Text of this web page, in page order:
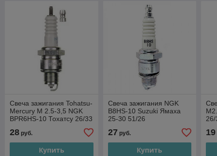
Свеча зажигания Tohatsu-
Mercury M 2.5-3,5 NGK
BPR6HS-10 Тохатсу 26/33
28 руб.
Купить
Свеча зажигания NGK
B8HS-10 Suzuki Ямаха
25-30 51/26
27 руб.
Купить
26/
19